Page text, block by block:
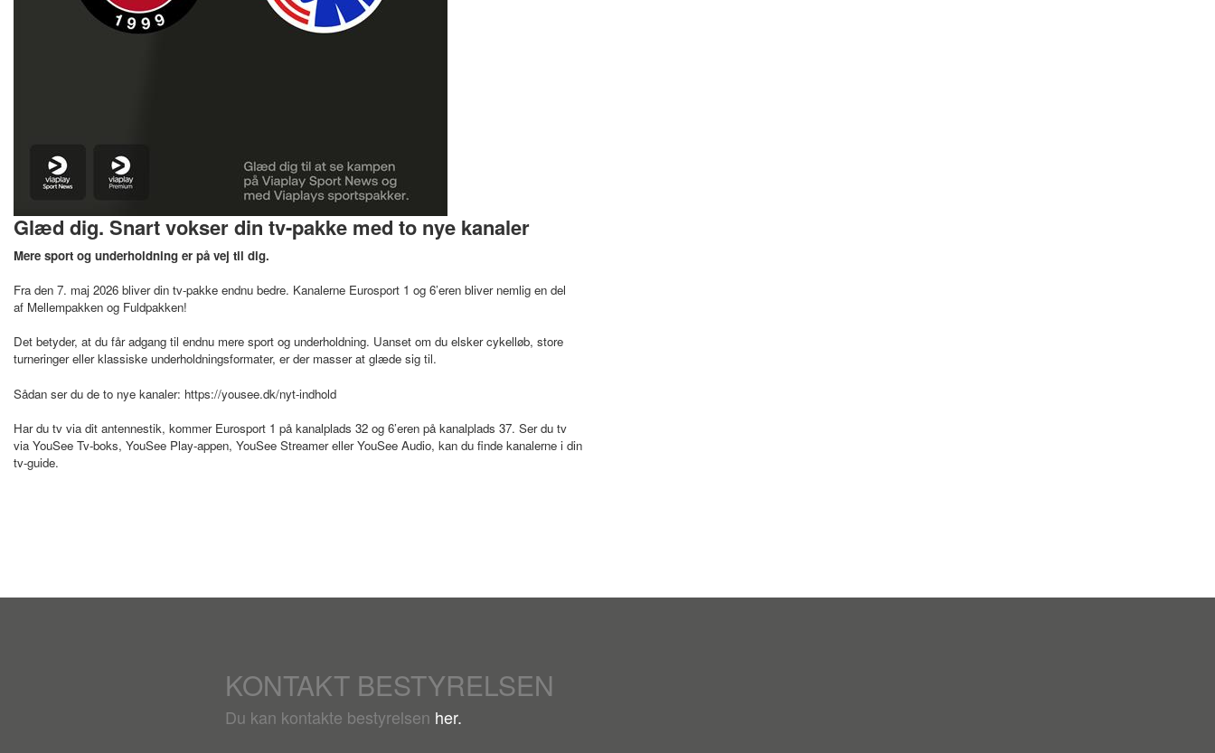
Glæd dig. Snart vokser din tv-pakke med to nye kanaler
Mere sport og underholdning er på vej til dig.
Fra den 7. maj 2026 bliver din tv-pakke endnu bedre. Kanalerne Eurosport 1 og 6’eren bliver nemlig en del
af Mellempakken og Fuldpakken!
Det betyder, at du får adgang til endnu mere sport og underholdning. Uanset om du elsker cykelløb, store
turneringer eller klassiske underholdningsformater, er der masser at glæde sig til.
Sådan ser du de to nye kanaler: https://yousee.dk/nyt-indhold
Har du tv via dit antennestik, kommer Eurosport 1 på kanalplads 32 og 6’eren på kanalplads 37. Ser du tv
via YouSee Tv-boks, YouSee Play-appen, YouSee Streamer eller YouSee Audio, kan du finde kanalerne i din
tv-guide.
KONTAKT BESTYRELSEN
Du kan kontakte bestyrelsen her.